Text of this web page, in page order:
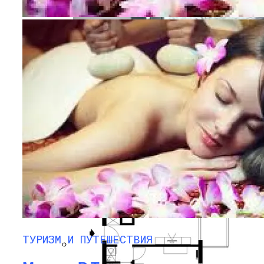
В Таиланд За СПА Процедурами
Как Подключить Блютуз-Наушники К
Ноутбуку
ПРОТИВОПОЖАРНЫЕ ОКНА Е60
ТУРИЗМ И ПУТЕШЕСТВИЯ